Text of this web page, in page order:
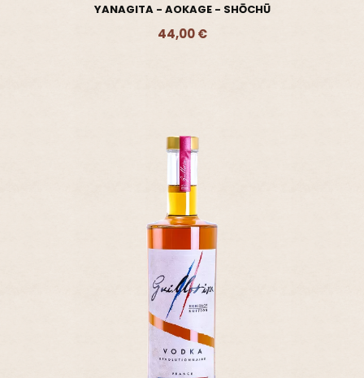
YANAGITA - AOKAGE - SHŌCHŪ
44,00 €
Ajouter - 44,00 €